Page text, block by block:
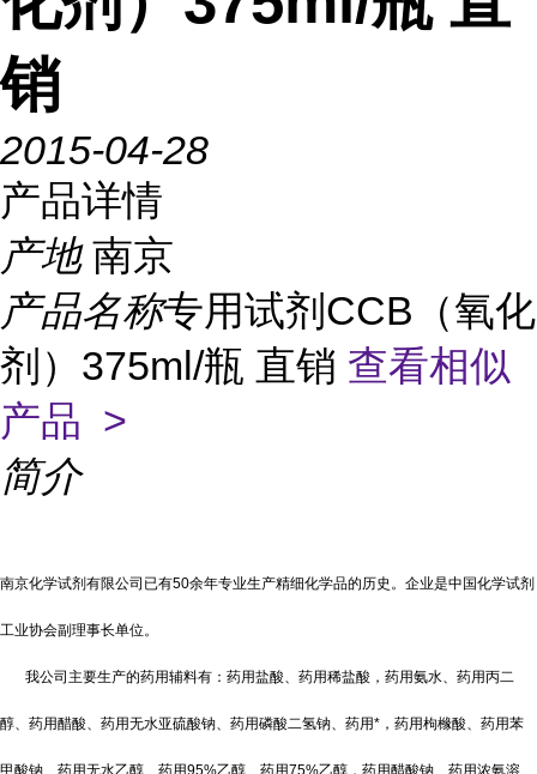
销
2015-04-28
产品详情
产地 南京
产品名称专用试剂CCB（氧化
剂）375ml/瓶 直销 查看相似
产品 >
简介
南京化学试剂有限公司已有50余年专业生产精细化学品的历史。企业是中国化学试剂
工业协会副理事长单位。
我公司主要生产的药用辅料有： 药用盐酸、 药用稀盐酸， 药用氨水、药用丙二
醇、药用醋酸、药用无水亚硫酸钠、药用磷酸二氢钠、 药用*， 药用枸橼酸、药用苯
甲酸钠、药用无水乙醇、药用95%乙醇、药用75%乙醇 ， 药用醋酸钠、药用浓氨溶